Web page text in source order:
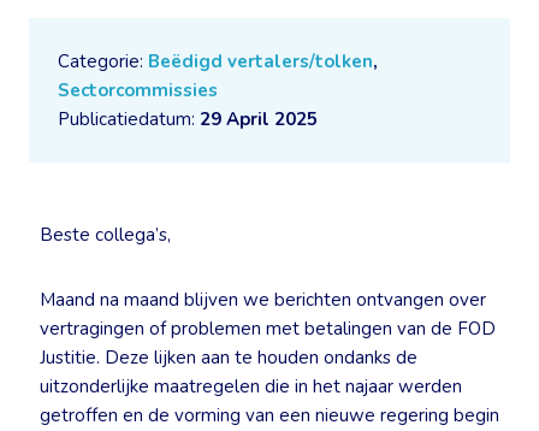
Categorie: Beëdigd vertalers/tolken,
Sectorcommissies
Publicatiedatum: 29 April 2025
Beste collega’s,
Maand na maand blijven we berichten ontvangen over
vertragingen of problemen met betalingen van de FOD
Justitie. Deze lijken aan te houden ondanks de
uitzonderlijke maatregelen die in het najaar werden
getroffen en de vorming van een nieuwe regering begin